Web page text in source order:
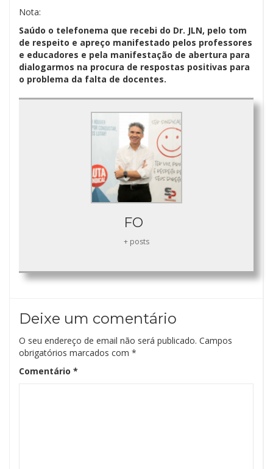
Nota:
Saúdo o telefonema que recebi do Dr. JLN, pelo tom
de respeito e apreço manifestado pelos professores
e educadores e pela manifestação de abertura para
dialogarmos na procura de respostas positivas para
o problema da falta de docentes.
FO
+ posts
Deixe um comentário
O seu endereço de email não será publicado. Campos
obrigatórios marcados com *
Comentário *